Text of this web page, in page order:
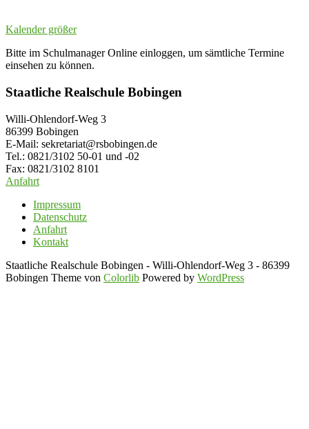
Kalender größer
Bitte im Schulmanager Online einloggen, um sämtliche Termine
einsehen zu können.
Staatliche Realschule Bobingen
Willi-Ohlendorf-Weg 3
86399 Bobingen
E-Mail: sekretariat@rsbobingen.de
Tel.: 0821/3102 50-01 und -02
Fax: 0821/3102 8101
Anfahrt
Impressum
Datenschutz
Anfahrt
Kontakt
Staatliche Realschule Bobingen - Willi-Ohlendorf-Weg 3 - 86399
Bobingen Theme von Colorlib Powered by WordPress